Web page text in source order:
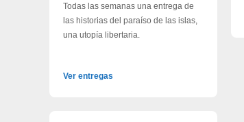
Todas las semanas una entrega de
las historias del paraíso de las islas,
una utopía libertaria.
Ver entregas